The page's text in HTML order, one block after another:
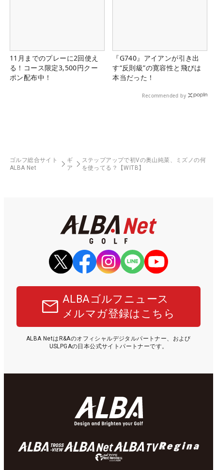
11月までのプレーに2回使え
る！コース限定3,500円クー
ポン配布中！
『G740』アイアンが引き出
す“反則級”の寛容性と飛びは
本当だった！
Recommended by
ゴルフ総合サイト
ALBA Net
ギ
ア
ステップアップで初Vの奥山純菜、ミズノの何
を使ってる？【WITB】
ALBAゴルフニュース
メルマガ登録はこちら
ALBA NetはR&Aのオフィシャルデジタルパートナー、および
USLPGAの日本公式サイトパートナーです。